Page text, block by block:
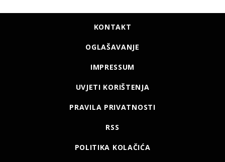
KONTAKT
OGLAŠAVANJE
IMPRESSUM
UVJETI KORIŠTENJA
PRAVILA PRIVATNOSTI
RSS
POLITIKA KOLAČIĆA